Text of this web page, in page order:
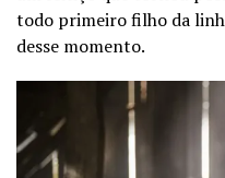
todo primeiro filho da
desse momento.